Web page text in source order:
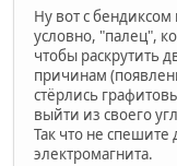
Ну вот с
условно, "палец",
чтобы раскрутить
причинам
стёрлись
выйти из своего
Так что не спешите
электромагнита.